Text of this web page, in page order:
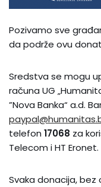
Pozivamo sve
da podrže ovu
Sredstva se mogu
računa UG
”Nova Banka“ a.d.
telefon 17068 za
Telecom i HT Eronet.
Svaka donacija,